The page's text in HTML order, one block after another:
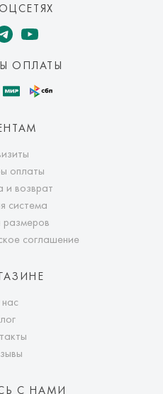
ОПЛАТЫ
оплаты
и возврат
система
соглашение
С НАМИ